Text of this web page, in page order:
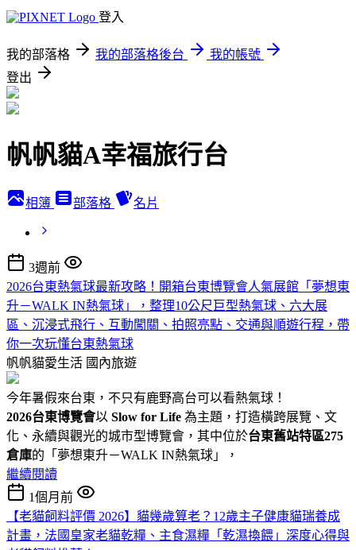
登入
我的部落格 我的部落格後台
我的帳號
登出
帆帆貓A幸福旅行台
相簿 部落格 名片
3週前
2026台東熱氣球最新攻略！開箱台東博覽會人氣展館「夢想東
升－WALK IN熱氣球」，整理10公尺巨型熱氣球、六大展
區、沉浸式飛行、互動闖關、拍照亮點、交通與順遊行程，帶
你一次玩懂台東熱氣球
帆帆貓愛生活 國內旅遊
今年暑假來台東，不只有鹿野高台可以看熱氣球！
2026台東博覽會以 Slow for Life 為主題，打造橫跨展覽、文
化、永續與觀光的城市型博覽會，其中位於台東舊站特區275
倉庫的「夢想東升－WALK IN熱氣球」，
繼續閱讀
1個月前
【老貓飼料評價 2026】貓幾歲算老？12歲主子健康貓瑞養成
計畫，法國皇家老貓乾糧、主食濕糧「乾濕換餵」深度心得與